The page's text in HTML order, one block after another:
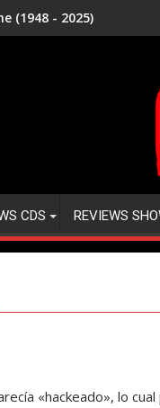
(1948 - 2025)
CDS REVIEWS
«hackeado», lo